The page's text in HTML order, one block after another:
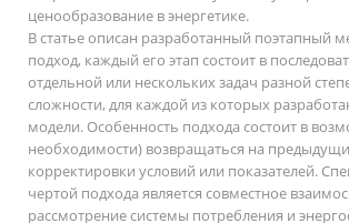
ценообразование в энергетике.
В статье описан разработанный поэтапный
подход, каждый его этап состоит в
отдельной или нескольких задач разной
сложности, для каждой из которых
модели. Особенность подхода состоит в
необходимости) возвращаться на
корректировки условий или показателей.
чертой подхода является совместное
рассмотрение системы потребления и